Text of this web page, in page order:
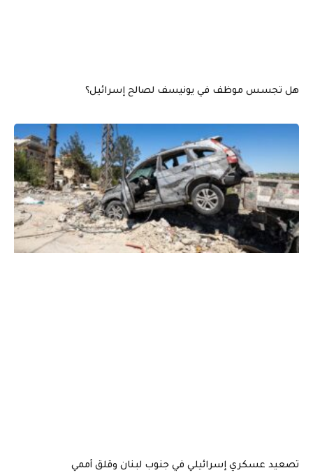
هل تجسس موظف في يونيسف لصالح إسرائيل؟
تصعيد عسكري إسرائيلي في جنوب لبنان وقلق أممي